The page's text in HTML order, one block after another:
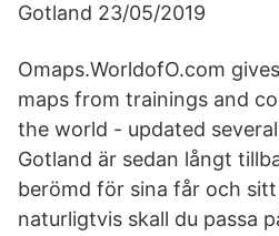
Gotland 23/05/2019
Omaps.WorldofO.com
maps from trainings and
the world - updated
Gotland är sedan långt
berömd för sina får och
naturligtvis skall du passa